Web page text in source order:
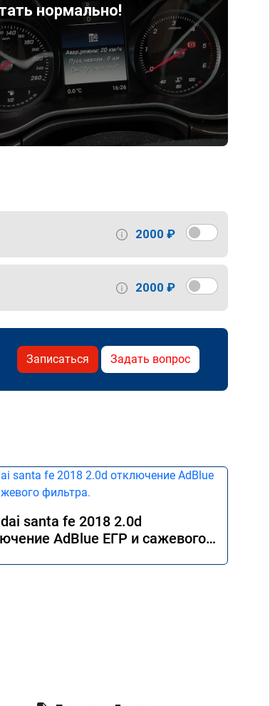
нормально!
2000 ₽
2000 ₽
Записаться Задать вопрос
santa fe 2018 2.0d
AdBlue ЕГР и сажевого